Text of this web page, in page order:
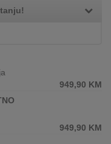
949,90 KM
949,90 KM